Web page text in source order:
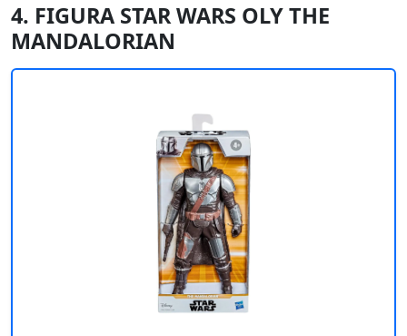
4. FIGURA STAR WARS OLY THE
MANDALORIAN